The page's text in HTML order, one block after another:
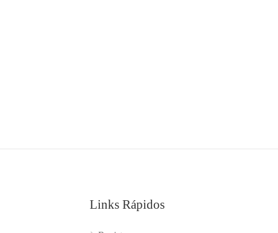
Links Rápidos